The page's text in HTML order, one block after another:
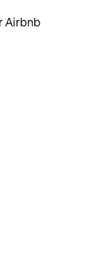
Airbnb